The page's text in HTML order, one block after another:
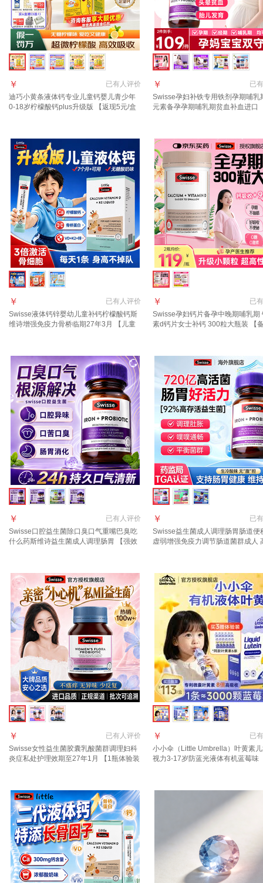
已有人评价
￥
迪巧小黄条液体钙专业儿童钙婴儿青少年
0-18岁柠檬酸钙plus升级版 【返现5元/盒
已有
￥
Swisse孕妇补铁专用铁剂孕期哺乳
元素备孕孕期哺乳期贫血补血进口
已有人评价
￥
Swisse液体钙锌婴幼儿童补钙柠檬酸钙斯
维诗增强免疫力骨桥临期27年3月 【儿童
已有
￥
Swisse孕妇钙片备孕中晚期哺乳期
素d钙片女士补钙 300粒大瓶装 【
已有人评价
￥
Swisse口腔益生菌除口臭口气重嘴巴臭吃
什么药斯维诗益生菌成人调理肠胃 【强效
已有
￥
Swisse益生菌成人调理肠胃肠道便
虚弱增强免疫力调节肠道菌群成人
已有人评价
￥
Swisse女性益生菌胶囊乳酸菌群调理妇科
炎症私处护理效期至27年1月 【1瓶体验装
已有
￥
小小伞（Little Umbrella）叶黄素
视力3-17岁防蓝光液体有机蓝莓味